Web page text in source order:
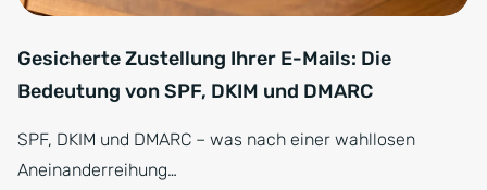
Gesicherte Zustellung Ihrer E-Mails: Die
Bedeutung von SPF, DKIM und DMARC
SPF, DKIM und DMARC – was nach einer wahllosen
Aneinanderreihung…